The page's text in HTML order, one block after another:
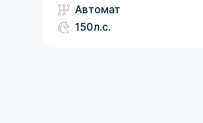
Автомат
150л.с.